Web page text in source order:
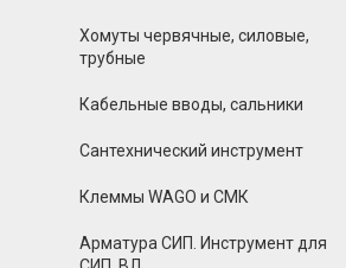
Хомуты червячные, силовые,
трубные
Кабельные вводы, сальники
Сантехнический инструмент
Клеммы WAGO и СМК
Арматура СИП. Инструмент для